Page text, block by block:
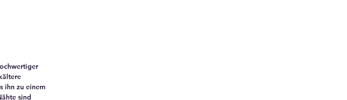
ihn zu einem
sind